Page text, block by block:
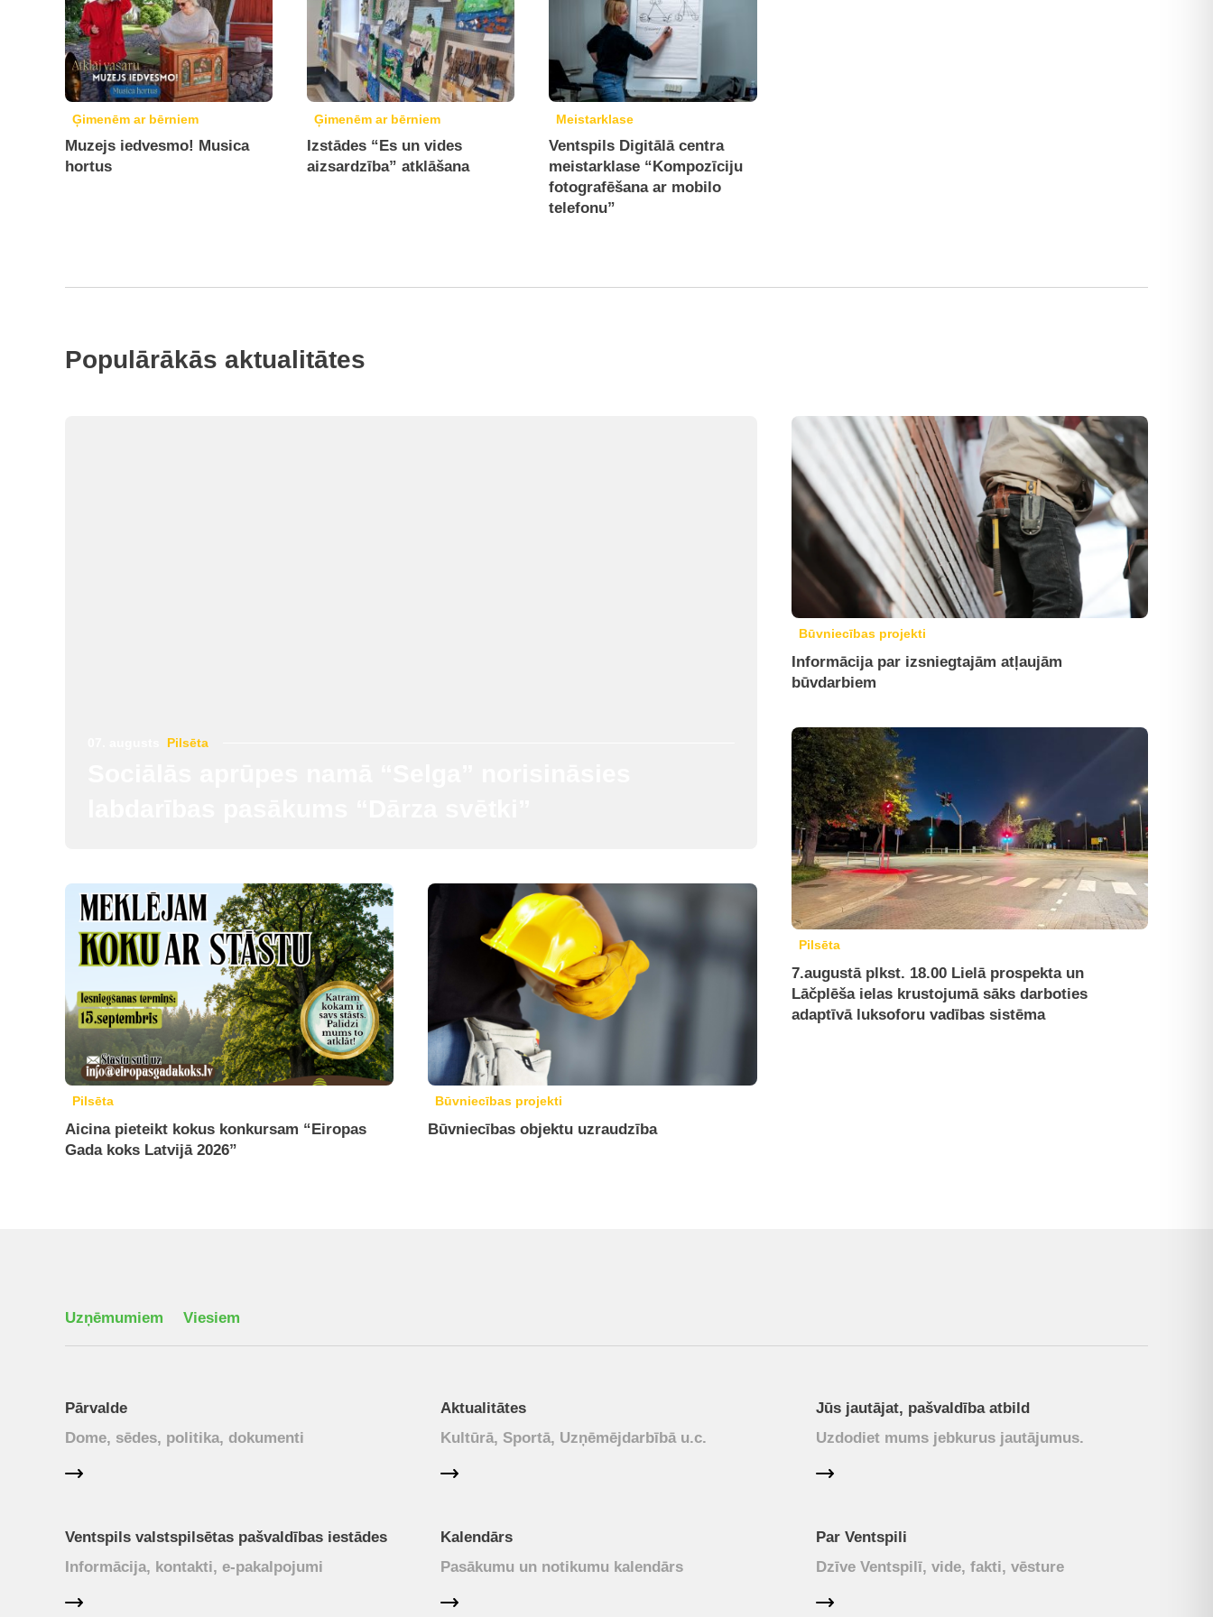
Ģimenēm ar bērniem
Muzejs iedvesmo! Musica
hortus
Ģimenēm ar bērniem
Izstādes “Es un vides
aizsardzība” atklāšana
Meistarklase
Ventspils Digitālā centra
meistarklase “Kompozīciju
fotografēšana ar mobilo
telefonu”
Populārākās aktualitātes
Pilsēta
Pilsēta
Aicina pieteikt kokus konkursam “Eiropas
Gada koks Latvijā 2026”
Būvniecības projekti
Būvniecības objektu uzraudzība
Būvniecības projekti
Informācija par izsniegtajām atļaujām
būvdarbiem
Pilsēta
7.augustā plkst. 18.00 Lielā prospekta un
Lāčplēša ielas krustojumā sāks darboties
adaptīvā luksoforu vadības sistēma
Uzņēmumiem Viesiem
Pārvalde
Dome, sēdes, politika, dokumenti
Aktualitātes
Kultūrā, Sportā, Uzņēmējdarbībā u.c.
Jūs jautājat, pašvaldība atbild
Uzdodiet mums jebkurus jautājumus.
Ventspils valstspilsētas pašvaldības iestādes
Informācija, kontakti, e-pakalpojumi
Kalendārs
Pasākumu un notikumu kalendārs
Par Ventspili
Dzīve Ventspilī, vide, fakti, vēsture